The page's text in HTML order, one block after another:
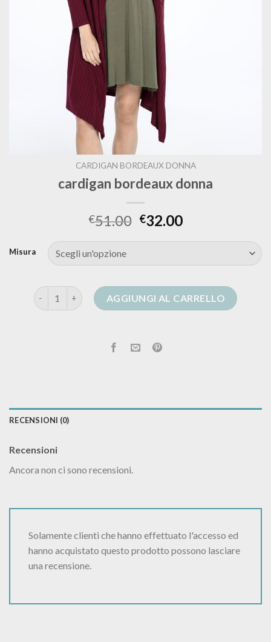
CARDIGAN BORDEAUX DONNA
cardigan bordeaux donna
€51.00 €32.00
Misura
cardigan bordeaux donna quantità
AGGIUNGI AL CARRELLO
RECENSIONI (0)
Recensioni
Ancora non ci sono recensioni.
Solamente clienti che hanno effettuato l'accesso ed
hanno acquistato questo prodotto possono lasciare
una recensione.